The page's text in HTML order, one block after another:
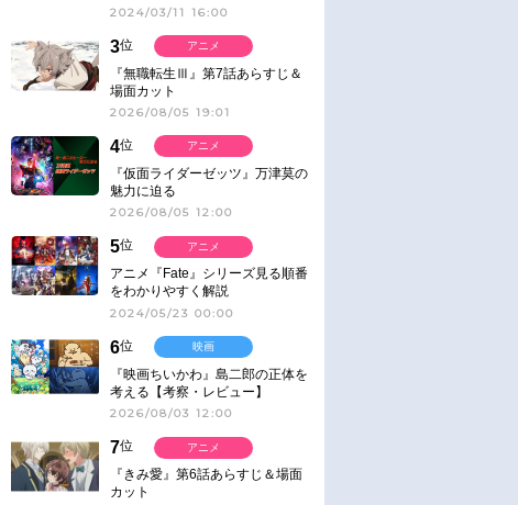
2024/03/11 16:00
3位
『無職転生Ⅲ』第7話あらすじ＆
場面カット
2026/08/05 19:01
アニメ
4位
『仮面ライダーゼッツ』万津莫の
魅力に迫る
2026/08/05 12:00
アニメ
5位
アニメ『Fate』シリーズ見る順番
をわかりやすく解説
2024/05/23 00:00
アニメ
6位
『映画ちいかわ』島二郎の正体を
考える【考察・レビュー】
2026/08/03 12:00
映画
7位
『きみ愛』第6話あらすじ＆場面
カット
アニメ